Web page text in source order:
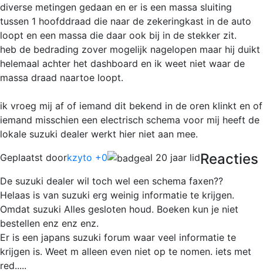
diverse metingen gedaan en er is een massa sluiting
tussen 1 hoofddraad die naar de zekeringkast in de auto
loopt en een massa die daar ook bij in de stekker zit.
heb de bedrading zover mogelijk nagelopen maar hij duikt
helemaal achter het dashboard en ik weet niet waar de
massa draad naartoe loopt.
ik vroeg mij af of iemand dit bekend in de oren klinkt en of
iemand misschien een electrisch schema voor mij heeft de
lokale suzuki dealer werkt hier niet aan mee.
Geplaatst doorkzyto +0 al 20 jaar lidReacties
De suzuki dealer wil toch wel een schema faxen??
Helaas is van suzuki erg weinig informatie te krijgen.
Omdat suzuki Alles gesloten houd. Boeken kun je niet
bestellen enz enz enz.
Er is een japans suzuki forum waar veel informatie te
krijgen is. Weet m alleen even niet op te nomen. iets met
red.....